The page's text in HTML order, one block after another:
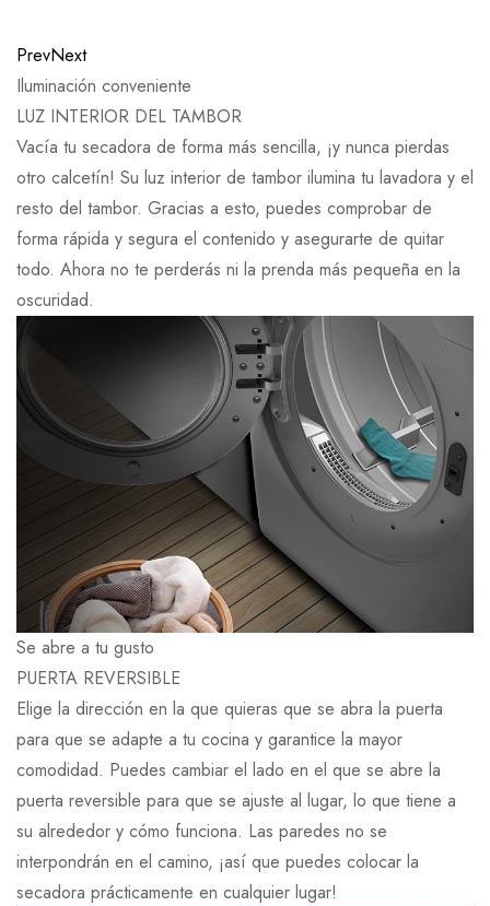
PrevNext
Iluminación conveniente
LUZ INTERIOR DEL TAMBOR
Vacía tu secadora de forma más sencilla, ¡y nunca pierdas
otro calcetín! Su luz interior de tambor ilumina tu lavadora y el
resto del tambor. Gracias a esto, puedes comprobar de
forma rápida y segura el contenido y asegurarte de quitar
todo. Ahora no te perderás ni la prenda más pequeña en la
oscuridad.
Se abre a tu gusto
PUERTA REVERSIBLE
Elige la dirección en la que quieras que se abra la puerta
para que se adapte a tu cocina y garantice la mayor
comodidad. Puedes cambiar el lado en el que se abre la
puerta reversible para que se ajuste al lugar, lo que tiene a
su alrededor y cómo funciona. Las paredes no se
interpondrán en el camino, ¡así que puedes colocar la
secadora prácticamente en cualquier lugar!